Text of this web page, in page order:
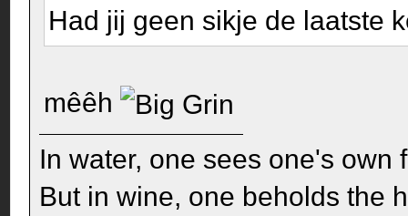
Had jij geen sikje de laatste
mêêh
In water, one sees one's own
But in wine, one beholds the